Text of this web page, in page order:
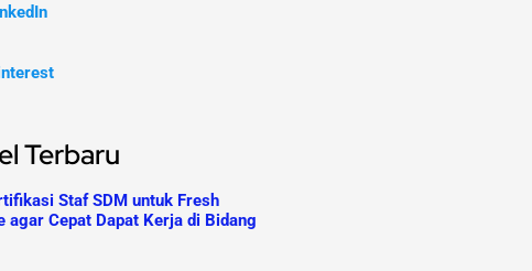
Terbaru
Staf SDM untuk Fresh
agar Cepat Dapat Kerja di Bidang